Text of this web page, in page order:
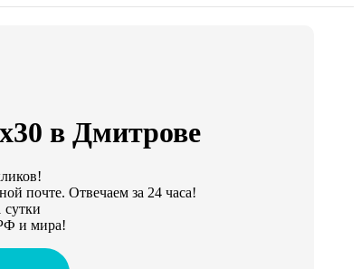
в Дмитрове
почте. Отвечаем за 24 часа!
сутки
и мира!